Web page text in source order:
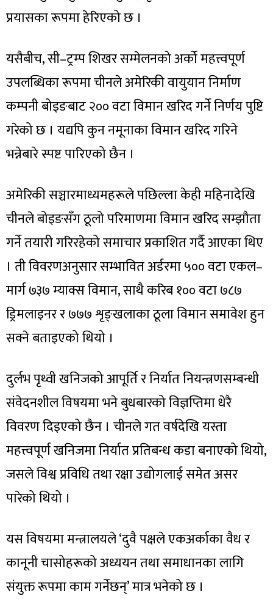
प्रयासका रूपमा हेरिएको छ ।
यसैबीच, सी–ट्रम्प शिखर सम्मेलनको अर्को महत्त्वपूर्ण
उपलब्धिका रूपमा चीनले अमेरिकी वायुयान निर्माण
कम्पनी बोइङबाट २०० वटा विमान खरिद गर्ने निर्णय पुष्टि
गरेको छ । यद्यपि कुन नमूनाका विमान खरिद गरिने
भन्नेबारे स्पष्ट पारिएको छैन ।
अमेरिकी सञ्चारमाध्यमहरूले पछिल्ला केही महिनादेखि
चीनले बोइङसँग ठूलो परिमाणमा विमान खरिद सम्झौता
गर्ने तयारी गरिरहेको समाचार प्रकाशित गर्दै आएका थिए
। ती विवरणअनुसार सम्भावित अर्डरमा ५०० वटा एकल–
मार्ग ७३७ म्याक्स विमान, साथै करिब १०० वटा ७८७
ड्रिमलाइनर र ७७७ शृङ्खलाका ठूला विमान समावेश हुन
सक्ने बताइएको थियो ।
दुर्लभ पृथ्वी खनिजको आपूर्ति र निर्यात नियन्त्रणसम्बन्धी
संवेदनशील विषयमा भने बुधबारको विज्ञप्तिमा धेरै
विवरण दिइएको छैन । चीनले गत वर्षदेखि यस्ता
महत्त्वपूर्ण खनिजमा निर्यात प्रतिबन्ध कडा बनाएको थियो,
जसले विश्व प्रविधि तथा रक्षा उद्योगलाई समेत असर
पारेको थियो ।
यस विषयमा मन्त्रालयले ‘दुवै पक्षले एकअर्काका वैध र
कानूनी चासोहरूको अध्ययन तथा समाधानका लागि
संयुक्त रूपमा काम गर्नेछन्’ मात्र भनेको छ ।